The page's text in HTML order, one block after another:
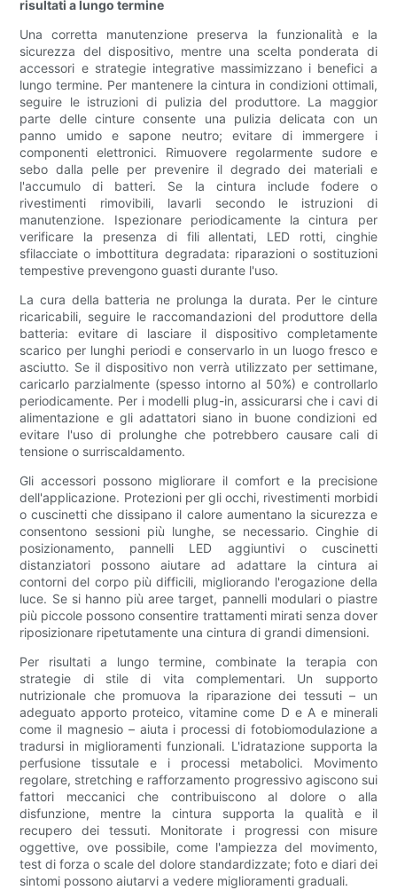
risultati a lungo termine
Una corretta manutenzione preserva la funzionalità e la
sicurezza del dispositivo, mentre una scelta ponderata di
accessori e strategie integrative massimizzano i benefici a
lungo termine. Per mantenere la cintura in condizioni ottimali,
seguire le istruzioni di pulizia del produttore. La maggior
parte delle cinture consente una pulizia delicata con un
panno umido e sapone neutro; evitare di immergere i
componenti elettronici. Rimuovere regolarmente sudore e
sebo dalla pelle per prevenire il degrado dei materiali e
l'accumulo di batteri. Se la cintura include fodere o
rivestimenti rimovibili, lavarli secondo le istruzioni di
manutenzione. Ispezionare periodicamente la cintura per
verificare la presenza di fili allentati, LED rotti, cinghie
sfilacciate o imbottitura degradata: riparazioni o sostituzioni
tempestive prevengono guasti durante l'uso.
La cura della batteria ne prolunga la durata. Per le cinture
ricaricabili, seguire le raccomandazioni del produttore della
batteria: evitare di lasciare il dispositivo completamente
scarico per lunghi periodi e conservarlo in un luogo fresco e
asciutto. Se il dispositivo non verrà utilizzato per settimane,
caricarlo parzialmente (spesso intorno al 50%) e controllarlo
periodicamente. Per i modelli plug-in, assicurarsi che i cavi di
alimentazione e gli adattatori siano in buone condizioni ed
evitare l'uso di prolunghe che potrebbero causare cali di
tensione o surriscaldamento.
Gli accessori possono migliorare il comfort e la precisione
dell'applicazione. Protezioni per gli occhi, rivestimenti morbidi
o cuscinetti che dissipano il calore aumentano la sicurezza e
consentono sessioni più lunghe, se necessario. Cinghie di
posizionamento, pannelli LED aggiuntivi o cuscinetti
distanziatori possono aiutare ad adattare la cintura ai
contorni del corpo più difficili, migliorando l'erogazione della
luce. Se si hanno più aree target, pannelli modulari o piastre
più piccole possono consentire trattamenti mirati senza dover
riposizionare ripetutamente una cintura di grandi dimensioni.
Per risultati a lungo termine, combinate la terapia con
strategie di stile di vita complementari. Un supporto
nutrizionale che promuova la riparazione dei tessuti – un
adeguato apporto proteico, vitamine come D e A e minerali
come il magnesio – aiuta i processi di fotobiomodulazione a
tradursi in miglioramenti funzionali. L'idratazione supporta la
perfusione tissutale e i processi metabolici. Movimento
regolare, stretching e rafforzamento progressivo agiscono sui
fattori meccanici che contribuiscono al dolore o alla
disfunzione, mentre la cintura supporta la qualità e il
recupero dei tessuti. Monitorate i progressi con misure
oggettive, ove possibile, come l'ampiezza del movimento,
test di forza o scale del dolore standardizzate; foto e diari dei
sintomi possono aiutarvi a vedere miglioramenti graduali.